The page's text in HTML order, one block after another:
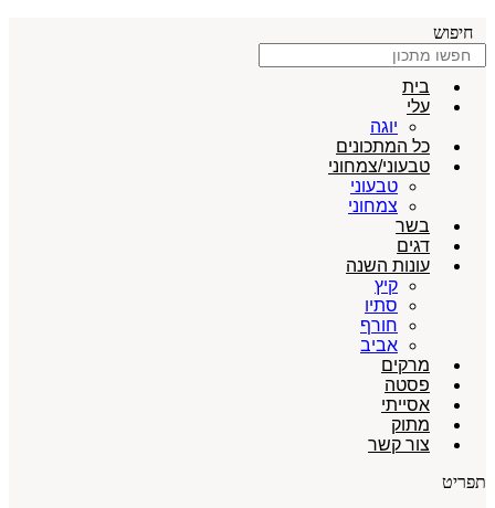
דלג
לתוכן
חיפוש
בית
עלי
יוגה
כל המתכונים
טבעוני/צמחוני
טבעוני
צמחוני
בשר
דגים
עונות השנה
קיץ
סתיו
חורף
אביב
מרקים
פסטה
אסייתי
מתוק
צור קשר
תפריט